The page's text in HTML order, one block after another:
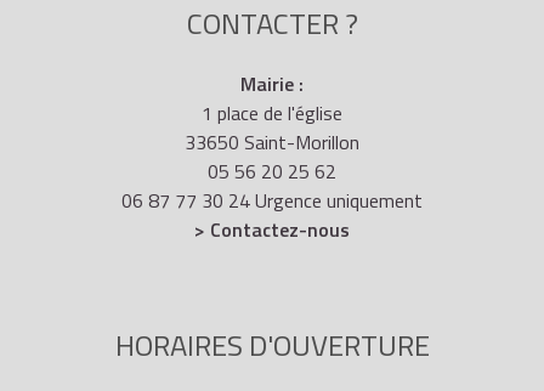
CONTACTER ?
Mairie :
1 place de l'église
33650 Saint-Morillon
05 56 20 25 62
06 87 77 30 24 Urgence uniquement
> Contactez-nous
HORAIRES D'OUVERTURE